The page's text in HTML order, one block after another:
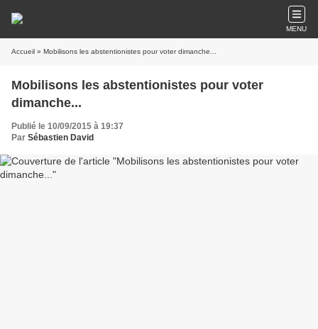
MENU
Accueil » Mobilisons les abstentionistes pour voter dimanche...
Mobilisons les abstentionistes pour voter
dimanche...
Publié le 10/09/2015 à 19:37
Par Sébastien David